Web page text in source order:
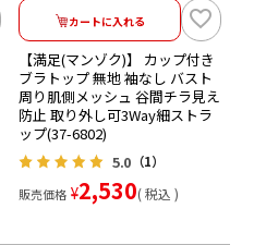
カートに入れる
【満足(マンゾク)】 カップ付き
ブラトップ 無地 袖なし バスト
周り肌側メッシュ 谷間チラ見え
防止 取り外し可3Way細ストラ
ップ(37-6802)
5.0 （1）
販売価格 ¥2,530 税込